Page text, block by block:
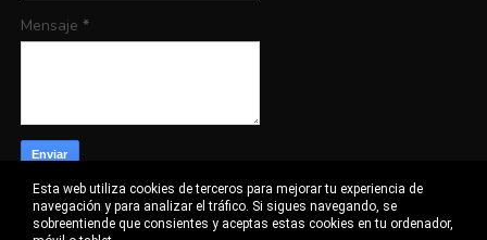
Mensaje *
Esta web utiliza cookies de terceros para mejorar tu experiencia de
navegación y para analizar el tráfico. Si sigues navegando, se
sobreentiende que consientes y aceptas estas cookies en tu ordenador,